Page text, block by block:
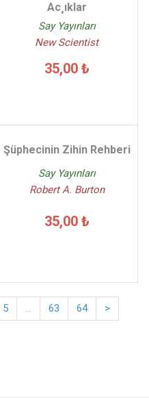
Ac¸ıklar
Say Yayınları
New Scientist
35,00 ₺
Şüphecinin Zihin Rehberi
Say Yayınları
Robert A. Burton
35,00 ₺
5 ... 63 64
>